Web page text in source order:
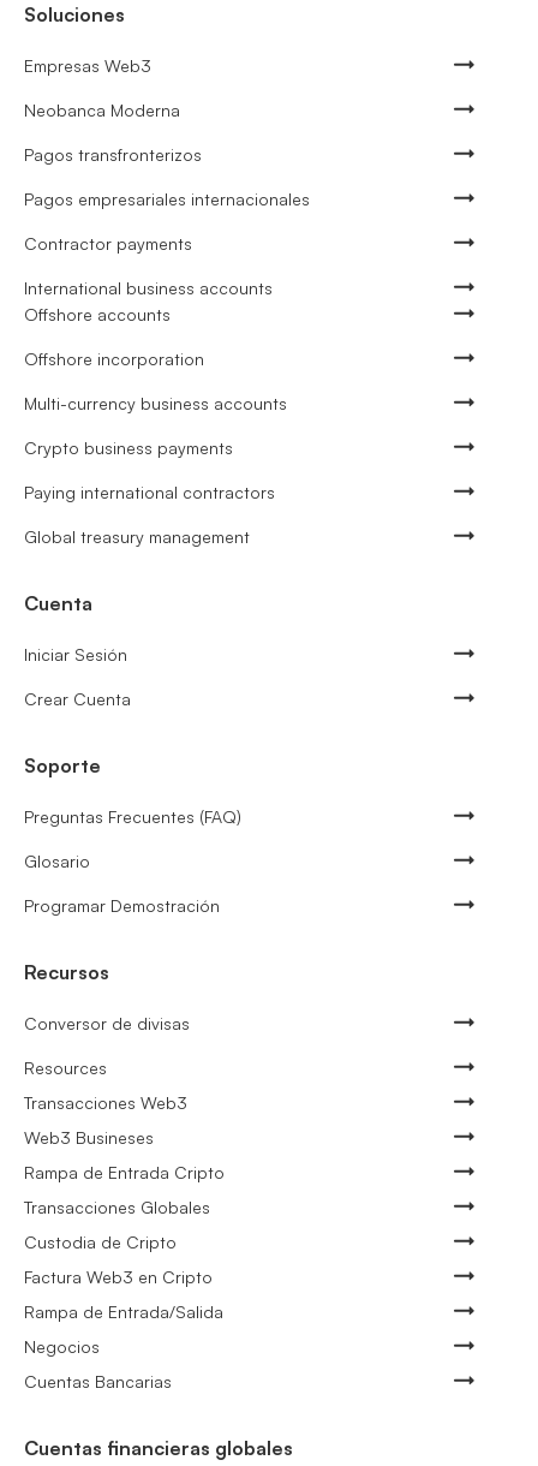
Soluciones
Empresas Web3
Neobanca Moderna
Pagos transfronterizos
Pagos empresariales internacionales
Contractor payments
International business accounts
Offshore accounts
Offshore incorporation
Multi-currency business accounts
Crypto business payments
Paying international contractors
Global treasury management
Cuenta
Iniciar Sesión
Crear Cuenta
Soporte
Preguntas Frecuentes (FAQ)
Glosario
Programar Demostración
Recursos
Conversor de divisas
Resources
Transacciones Web3
Web3 Busineses
Rampa de Entrada Cripto
Transacciones Globales
Custodia de Cripto
Factura Web3 en Cripto
Rampa de Entrada/Salida
Negocios
Cuentas Bancarias
Cuentas financieras globales